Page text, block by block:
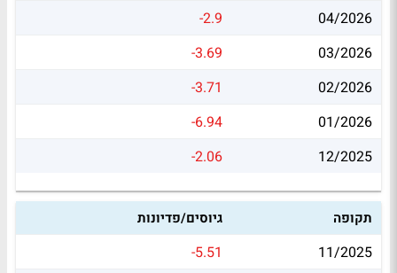
04/2026
-2.9
03/2026
-3.69
02/2026
-3.71
01/2026
-6.94
12/2025
-2.06
תקופה גיוסים/פדיונות
11/2025
-5.51